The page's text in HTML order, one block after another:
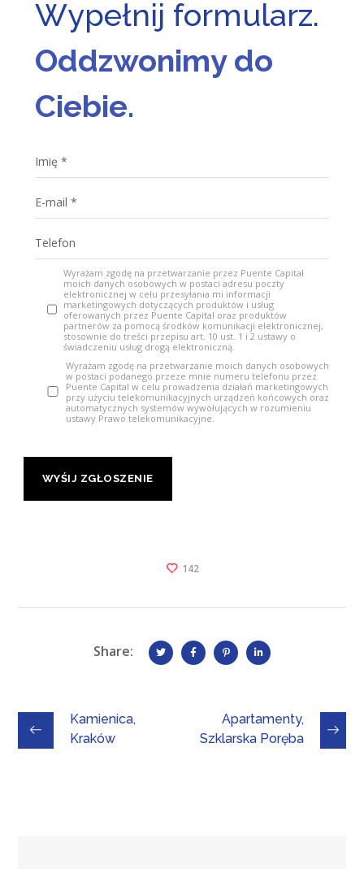
Wypełnij formularz.
Oddzwonimy do
Ciebie.
Wyrażam zgodę na przetwarzanie przez Puente Capital
moich danych osobowych w postaci adresu poczty
elektronicznej w celu przesyłania mi informacji
marketingowych dotyczących produktów i usług
oferowanych przez Puente Capital oraz produktów
partnerów za pomocą środków komunikacji elektronicznej,
stosownie do treści przepisu art. 10 ust. 1 i 2 ustawy o
świadczeniu usług drogą elektroniczną.
Wyrażam zgodę na przetwarzanie moich danych osobowych
w postaci podanego przeze mnie numeru telefonu przez
Puente Capital w celu prowadzenia działań marketingowych
przy użyciu telekomunikacyjnych urządzeń końcowych oraz
automatycznych systemów wywołujących w rozumieniu
ustawy Prawo telekomunikacyjne.
142
Share:
Kamienica,
Kraków
Apartamenty,
Szklarska Poręba